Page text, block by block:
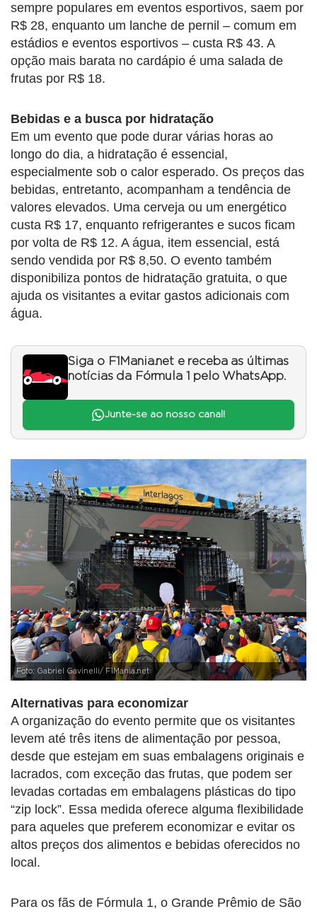
sempre populares em eventos esportivos, saem por
R$ 28, enquanto um lanche de pernil – comum em
estádios e eventos esportivos – custa R$ 43. A
opção mais barata no cardápio é uma salada de
frutas por R$ 18.
Bebidas e a busca por hidratação
Em um evento que pode durar várias horas ao
longo do dia, a hidratação é essencial,
especialmente sob o calor esperado. Os preços das
bebidas, entretanto, acompanham a tendência de
valores elevados. Uma cerveja ou um energético
custa R$ 17, enquanto refrigerantes e sucos ficam
por volta de R$ 12. A água, item essencial, está
sendo vendida por R$ 8,50. O evento também
disponibiliza pontos de hidratação gratuita, o que
ajuda os visitantes a evitar gastos adicionais com
água.
Siga o F1Mania.net e receba as últimas
notícias da Fórmula 1 pelo WhatsApp.
Junte-se ao nosso canal!
Foto: Gabriel Gavinelli/ F1Mania.net
Alternativas para economizar
A organização do evento permite que os visitantes
levem até três itens de alimentação por pessoa,
desde que estejam em suas embalagens originais e
lacrados, com exceção das frutas, que podem ser
levadas cortadas em embalagens plásticas do tipo
“zip lock”. Essa medida oferece alguma flexibilidade
para aqueles que preferem economizar e evitar os
altos preços dos alimentos e bebidas oferecidos no
local.
Para os fãs de Fórmula 1, o Grande Prêmio de São